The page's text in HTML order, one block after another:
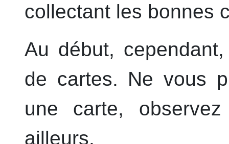
collectant les bonnes
Au début,
de cartes. Ne vous
une carte,
ailleurs.